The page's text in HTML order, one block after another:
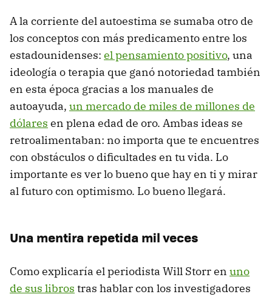
A la corriente del autoestima se sumaba otro de
los conceptos con más predicamento entre los
estadounidenses: el pensamiento positivo, una
ideología o terapia que ganó notoriedad también
en esta época gracias a los manuales de
autoayuda, un mercado de miles de millones de
dólares en plena edad de oro. Ambas ideas se
retroalimentaban: no importa que te encuentres
con obstáculos o dificultades en tu vida. Lo
importante es ver lo bueno que hay en ti y mirar
al futuro con optimismo. Lo bueno llegará.
Una mentira repetida mil veces
Como explicaría el periodista Will Storr en uno
de sus libros tras hablar con los investigadores